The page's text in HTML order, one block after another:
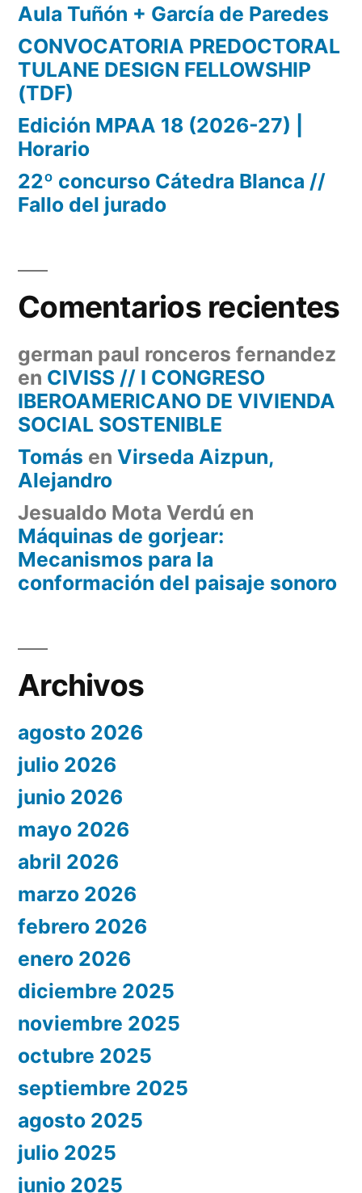
Aula Tuñón + García de Paredes
CONVOCATORIA PREDOCTORAL
TULANE DESIGN FELLOWSHIP
(TDF)
Edición MPAA 18 (2026-27) |
Horario
22º concurso Cátedra Blanca //
Fallo del jurado
Comentarios recientes
german paul ronceros fernandez
en CIVISS // I CONGRESO
IBEROAMERICANO DE VIVIENDA
SOCIAL SOSTENIBLE
Tomás en Virseda Aizpun,
Alejandro
Jesualdo Mota Verdú en
Máquinas de gorjear:
Mecanismos para la
conformación del paisaje sonoro
Archivos
agosto 2026
julio 2026
junio 2026
mayo 2026
abril 2026
marzo 2026
febrero 2026
enero 2026
diciembre 2025
noviembre 2025
octubre 2025
septiembre 2025
agosto 2025
julio 2025
junio 2025